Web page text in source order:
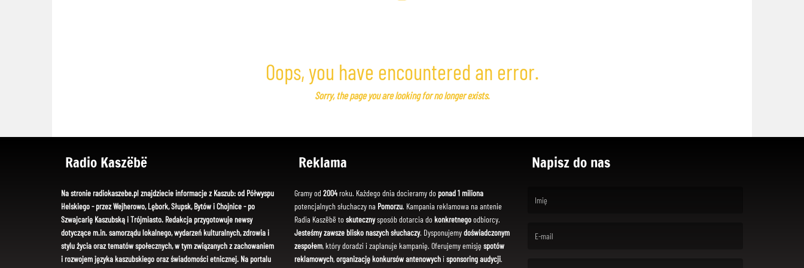
Oops, you have encountered an error.
Sorry, the page you are looking for no longer exists.
Radio Kaszëbë
Na stronie radiokaszebe.pl znajdziecie informacje z Kaszub: od Półwyspu
Helskiego - przez Wejherowo, Lębork, Słupsk, Bytów i Chojnice - po
Szwajcarię Kaszubską i Trójmiasto. Redakcja przygotowuje newsy
dotyczące m.in. samorządu lokalnego, wydarzeń kulturalnych, zdrowia i
stylu życia oraz tematów społecznych, w tym związanych z zachowaniem
i rozwojem języka kaszubskiego oraz świadomości etnicznej. Na portalu
Reklama
Gramy od 2004roku. Każdego dnia docieramy do ponad 1 miliona
potencjalnych słuchaczy na Pomorzu. Kampania reklamowa na antenie
Radia Kaszëbë toskutecznysposób dotarcia dokonkretnegoodbiorcy.
Jesteśmy zawsze blisko naszych słuchaczy. Dysponujemydoświadczonym
zespołem, który doradzi i zaplanuje kampanię. Oferujemy emisję spotów
reklamowych,organizację konkursów antenowychi sponsoring audycji.
Napisz do nas